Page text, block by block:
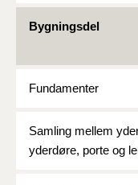
Bygningsdel
Fundamenter
Samling mellem
yderdøre, porte og